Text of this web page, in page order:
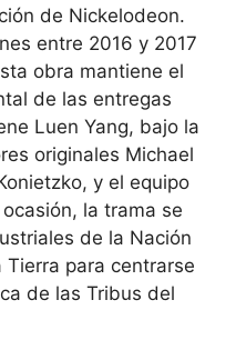
de Nickelodeon.
entre 2016 y 2017
obra mantiene el
de las entregas
Luen Yang, bajo la
originales Michael
y el equipo
la trama se
de la Nación
Tierra para centrarse
de las Tribus del